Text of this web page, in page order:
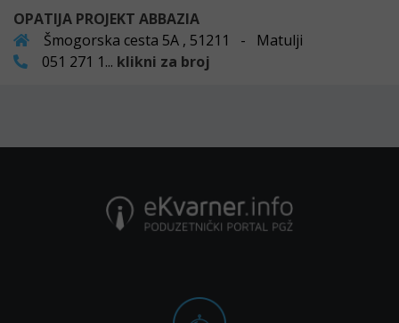
OPATIJA PROJEKT ABBAZIA
Šmogorska cesta 5A , 51211 - Matulji
051 271 1... klikni za broj